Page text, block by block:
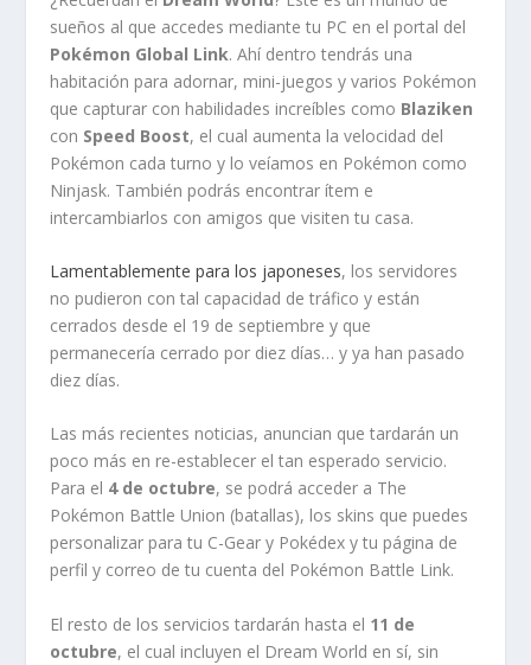
sueños al que accedes mediante tu PC en el portal del
Pokémon Global Link. Ahí dentro tendrás una
habitación para adornar, mini-juegos y varios Pokémon
que capturar con habilidades increíbles como Blaziken
con Speed Boost, el cual aumenta la velocidad del
Pokémon cada turno y lo veíamos en Pokémon como
Ninjask. También podrás encontrar ítem e
intercambiarlos con amigos que visiten tu casa.
Lamentablemente para los japoneses, los servidores
no pudieron con tal capacidad de tráfico y están
cerrados desde el 19 de septiembre y que
permanecería cerrado por diez días… y ya han pasado
diez días.
Las más recientes noticias, anuncian que tardarán un
poco más en re-establecer el tan esperado servicio.
Para el 4 de octubre, se podrá acceder a The
Pokémon Battle Union (batallas), los skins que puedes
personalizar para tu C-Gear y Pokédex y tu página de
perfil y correo de tu cuenta del Pokémon Battle Link.
El resto de los servicios tardarán hasta el 11 de
octubre, el cual incluyen el Dream World en sí, sin